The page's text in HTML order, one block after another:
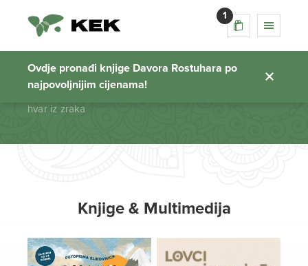
1
Ovdje pronađi knjige Davora Rostuhara po
najpovoljnijim cijenama!
hvar iz zraka
Početna stranica
hvar iz zraka
Knjige & Multimedija